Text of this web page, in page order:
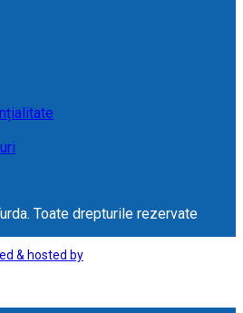
Toate drepturile rezervate
& hosted by